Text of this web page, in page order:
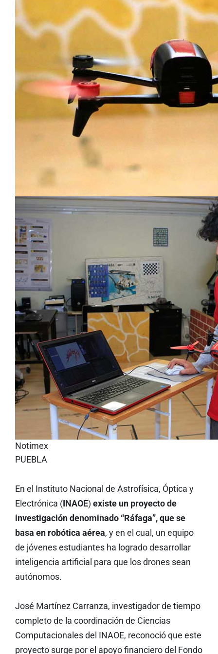
Notimex
PUEBLA
En el Instituto Nacional de Astrofísica, Óptica y
Electrónica (INAOE) existe un proyecto de
investigación denominado “Ráfaga”, que se
basa en robótica aérea, y en el cual, un equipo
de jóvenes estudiantes ha logrado desarrollar
inteligencia artificial para que los drones sean
autónomos.
José Martínez Carranza, investigador de tiempo
completo de la coordinación de Ciencias
Computacionales del INAOE, reconoció que este
proyecto surge por el apoyo financiero del Fondo